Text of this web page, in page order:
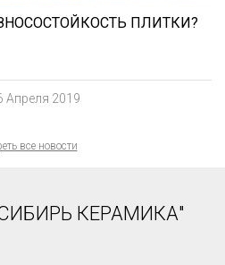
ПЛИТКИ?
Апреля 2019
все новости
КЕРАМИКА"